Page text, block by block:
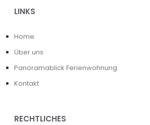
LINKS
Home
Über uns
Panoramablick Ferienwohnung
Kontakt
RECHTLICHES